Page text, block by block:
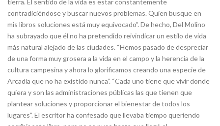
contradiciéndose y buscar nuevos problemas. Quien busque en
mis libros soluciones está muy equivocado”. De hecho, Del Molino
ha subrayado que él no ha pretendido reivindicar un estilo de vida
más natural alejado de las ciudades. “Hemos pasado de despreciar
de una forma muy grosera a la vida en el campo y la herencia de la
cultura campesina y ahora lo glorificamos creando una especie de
Arcadia que no ha existido nunca”. “Cada uno tiene que vivir donde
quiera y son las administraciones públicas las que tienen que
plantear soluciones y proporcionar el bienestar de todos los
lugares”. El escritor ha confesado que llevaba tiempo queriendo